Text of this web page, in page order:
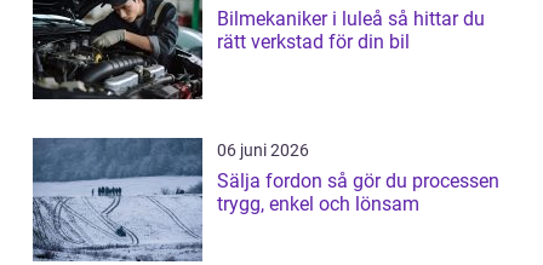
Bilmekaniker i luleå så hittar du
rätt verkstad för din bil
06 juni 2026
Sälja fordon så gör du processen
trygg, enkel och lönsam